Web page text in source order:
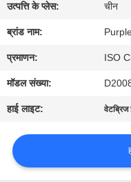
नियंत्रण
संपर्क
करें
एक
उत्पत्ति के प्लेस: चीन
ब्रांड नाम:
प्रमाणन: ISO
मॉडल संख्या:
हाई लाइट: वेटब्रिज